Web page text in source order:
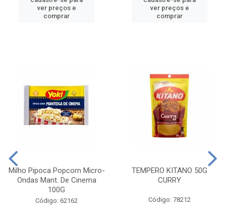
ver preços e
comprar
ver preços e
comprar
Milho Pipoca Popcorn Micro-
Ondas Mant. De Cinema
100G
Código: 62162
TEMPERO KITANO 50G
CURRY
Código: 78212